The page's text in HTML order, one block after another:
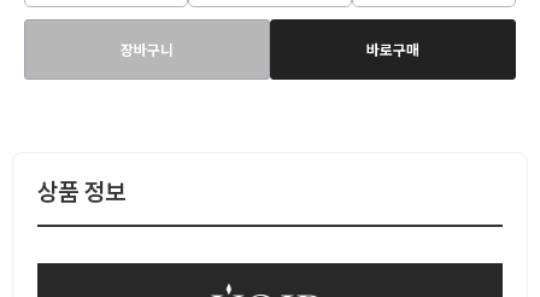
장바구니 바로구매
상품 정보